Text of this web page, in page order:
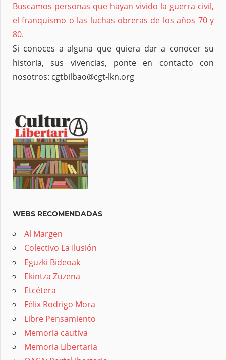
Buscamos personas que hayan vivido la guerra civil,
el franquismo o las luchas obreras de los años 70 y
80.
Si conoces a alguna que quiera dar a conocer su
historia, sus vivencias, ponte en contacto con
nosotros: cgtbilbao@cgt-lkn.org
WEBS RECOMENDADAS
Al Margen
Colectivo La Ilusión
Eguzki Bideoak
Ekintza Zuzena
Etcétera
Félix Rodrigo Mora
Libre Pensamiento
Memoria cautiva
Memoria Libertaria